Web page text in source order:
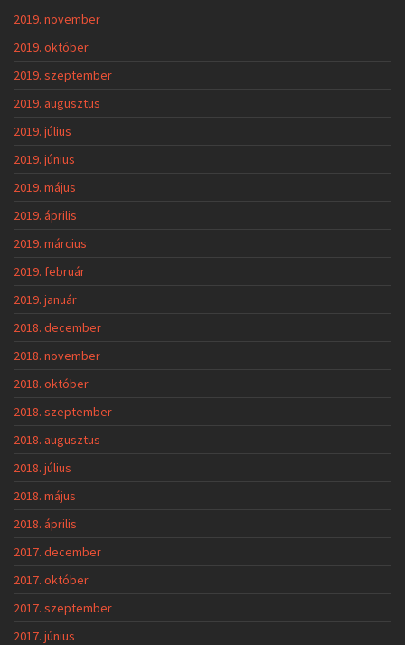
2019. november
2019. október
2019. szeptember
2019. augusztus
2019. július
2019. június
2019. május
2019. április
2019. március
2019. február
2019. január
2018. december
2018. november
2018. október
2018. szeptember
2018. augusztus
2018. július
2018. május
2018. április
2017. december
2017. október
2017. szeptember
2017. június